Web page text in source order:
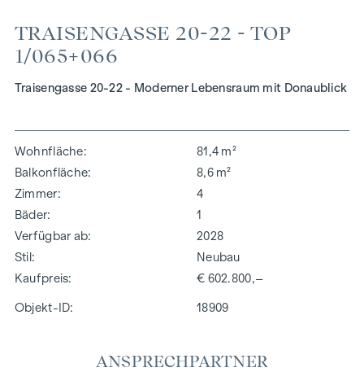
TRAISENGASSE 20-22 - TOP
1/065+066
Traisengasse 20-22 - Moderner Lebensraum mit Donaublick
Wohnfläche
81,4 m²
Balkonfläche
8,6 m²
Zimmer
4
Bäder
1
Verfügbar ab
2028
Stil
Neubau
Kaufpreis
€ 602.800,–
Objekt-ID: 18909
ANSPRECHPARTNER